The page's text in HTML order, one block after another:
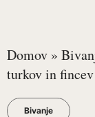
Domov »
turkov in fincev
Bivanje